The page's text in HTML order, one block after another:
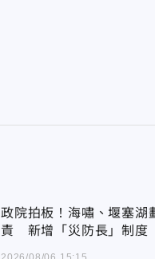
政院拍板！海嘯、堰塞湖
責 新增「災防長」制度